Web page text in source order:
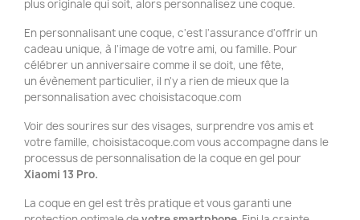
plus originale qui soit, alors personnalisez une coque.
En personnalisant une coque, c'est l'assurance d'offrir un
cadeau unique, à l'image de votre ami, ou famille. Pour
célébrer un anniversaire comme il se doit, une fête,
un évènement particulier, il n'y a rien de mieux que la
personnalisation avec choisistacoque.com
Voir des sourires sur des visages, surprendre vos amis et
votre famille, choisistacoque.com vous accompagne dans le
processus de personnalisation de la coque en gel pour
Xiaomi 13 Pro.
La coque en gel est très pratique et vous garanti une